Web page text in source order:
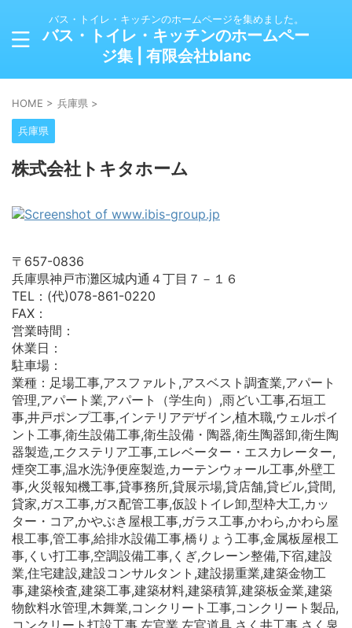
バス・トイレ・キッチンのホームページを集めました。
バス・トイレ・キッチンのホームペー
ジ集 | 有限会社blanc
HOME > 兵庫県 >
兵庫県
株式会社トキタホーム
〒657-0836
兵庫県神戸市灘区城内通４丁目７－１６
TEL：(代)078-861-0220
FAX：
営業時間：
休業日：
駐車場：
業種：足場工事,アスファルト,アスベスト調査業,アパート
管理,アパート業,アパート（学生向）,雨どい工事,石垣工
事,井戸ポンプ工事,インテリアデザイン,植木職,ウェルポイ
ント工事,衛生設備工事,衛生設備・陶器,衛生陶器卸,衛生陶
器製造,エクステリア工事,エレベーター・エスカレーター,
煙突工事,温水洗浄便座製造,カーテンウォール工事,外壁工
事,火災報知機工事,貸事務所,貸展示場,貸店舗,貸ビル,貸間,
貸家,ガス工事,ガス配管工事,仮設トイレ卸,型枠大工,カッ
ター・コア,かやぶき屋根工事,ガラス工事,かわら,かわら屋
根工事,管工事,給排水設備工事,橋りょう工事,金属板屋根工
事,くい打工事,空調設備工事,くぎ,クレーン整備,下宿,建設
業,住宅建設,建設コンサルタント,建設揚重業,建築金物工
事,建築検査,建築工事,建築材料,建築積算,建築板金業,建築
物飲料水管理,木舞業,コンクリート工事,コンクリート製品,
コンクリート打設工事,左官業,左官道具,さく井工事,さく泉